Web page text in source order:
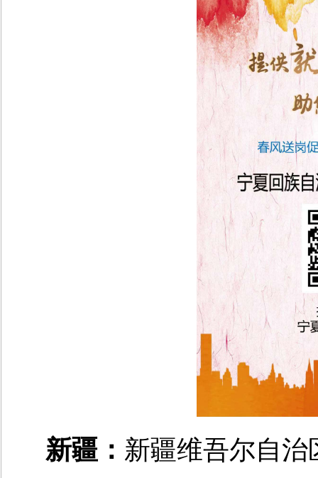
新疆： 新疆维吾尔自